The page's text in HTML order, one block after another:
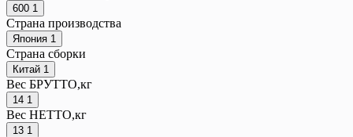
600 1
Страна производства
Япония 1
Страна сборки
Китай 1
Вес БРУТТО,кг
14 1
Вес НЕТТО,кг
13 1